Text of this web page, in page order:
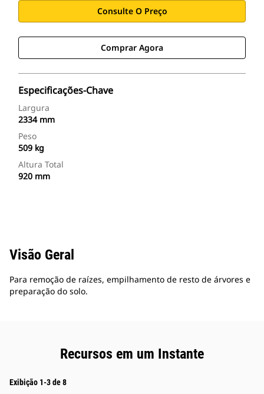
Consulte O Preço
Comprar Agora
Especificações-Chave
Largura
2334 mm
Peso
509 kg
Altura Total
920 mm
Visão Geral
Para remoção de raízes, empilhamento de resto de árvores e
preparação do solo.
Recursos em um Instante
Exibição 1-3 de 8